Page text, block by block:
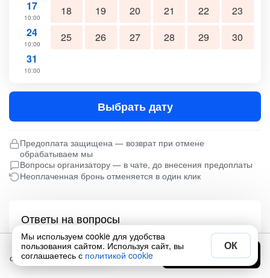
17
10:00 18 19 20 21 22
23
24
10:00 25 26 27 28 29
30
31
10:00
Выбрать дату
Предоплата защищена — возврат при отмене
обрабатываем мы
Вопросы организатору — в чате, до внесения предоплаты
Неоплаченная бронь отменяется в один клик
Ответы на вопросы
Что включено
от 83 700 ₽за человека Выбрать дату
Мы используем cookie для удобства
пользования сайтом. Используя сайт, вы
соглашаетесь с политикой cookie
ОК